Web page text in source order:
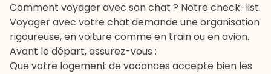
Comment voyager avec son chat ? Notre check-list.
Voyager avec votre chat demande une organisation
rigoureuse, en voiture comme en train ou en avion.
Avant le départ, assurez-vous :
Que votre logement de vacances accepte bien les